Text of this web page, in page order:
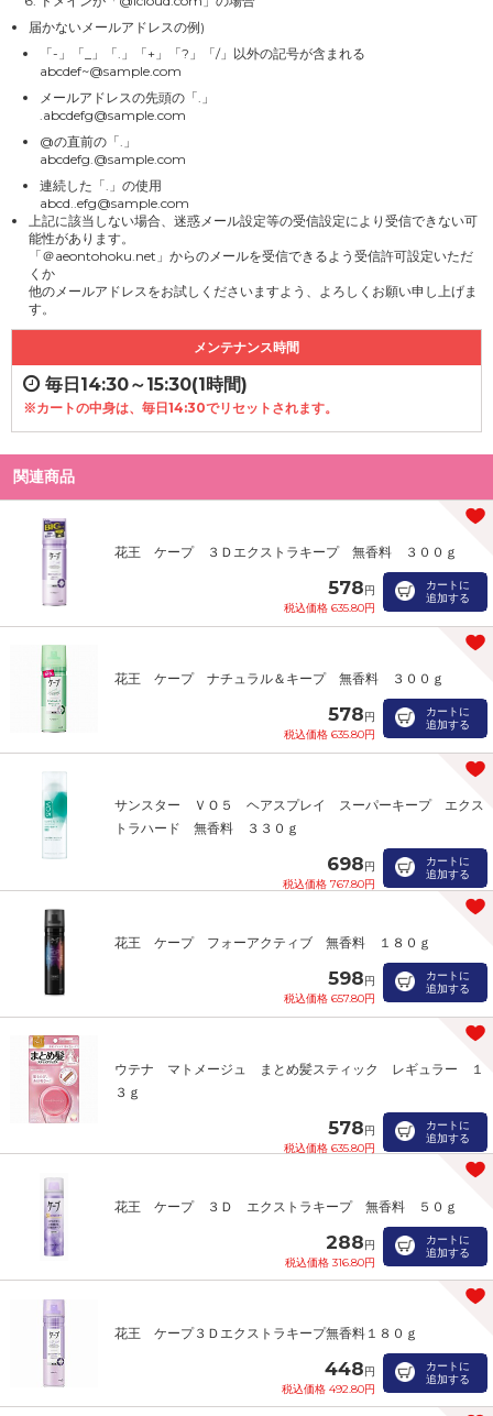
届かないメールアドレスの例)
「-」「_」「.」「+」「?」「/」以外の記号が含まれる
abcdef~@sample.com
メールアドレスの先頭の「.」
.abcdefg@sample.com
@の直前の「.」
abcdefg.@sample.com
連続した「.」の使用
abcd..efg@sample.com
上記に該当しない場合、迷惑メール設定等の受信設定により受信できない可
能性があります。
「＠aeontohoku.net」からのメールを受信できるよう受信許可設定いただ
くか
他のメールアドレスをお試しくださいますよう、よろしくお願い申し上げま
す。
メンテナンス時間
毎日14:30～15:30(1時間)
※カートの中身は、毎日14:30でリセットされます。
関連商品
花王 ケープ ３Ｄエクストラキープ 無香料 ３００ｇ
578円
税込価格 635.80円
カートに
追加する
花王 ケープ ナチュラル＆キープ 無香料 ３００ｇ
578円
税込価格 635.80円
カートに
追加する
サンスター ＶＯ５ ヘアスプレイ スーパーキープ エクス
トラハード 無香料 ３３０ｇ
698円
税込価格 767.80円
カートに
追加する
花王 ケープ フォーアクティブ 無香料 １８０ｇ
598円
税込価格 657.80円
カートに
追加する
ウテナ マトメージュ まとめ髪スティック レギュラー １
３ｇ
578円
税込価格 635.80円
カートに
追加する
花王 ケープ ３Ｄ エクストラキープ 無香料 ５０ｇ
288円
税込価格 316.80円
カートに
追加する
花王 ケープ３Ｄエクストラキープ無香料１８０ｇ
448円
税込価格 492.80円
カートに
追加する